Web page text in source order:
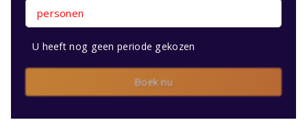
personen
U heeft nog geen periode gekozen
Boek nu